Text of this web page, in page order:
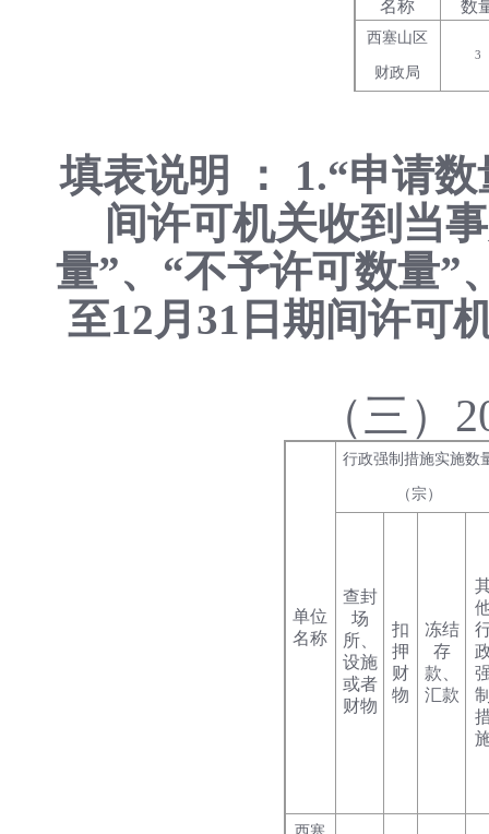
名称 数
西塞山区
财政局
3
填表说明 ： 1.“申请
间许可机关收到当
量”、“不予许可数量”
至12月31日期间许可
（三）
单位
名称
行政强制措施实施数
（宗）
查封
场
所、
设施
或者
财物
扣
押
财
物
冻结
存
款、
汇款